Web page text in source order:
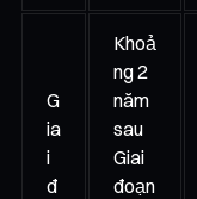
G
ia
i
đ
Khoả
ng 2
năm
sau
Giai
đoạn